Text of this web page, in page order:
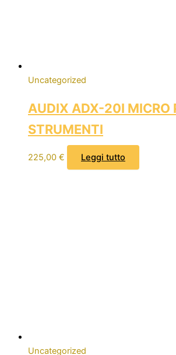
Uncategorized
AUDIX ADX-20I MICRO
STRUMENTI
225,00 € Leggi tutto
Uncategorized